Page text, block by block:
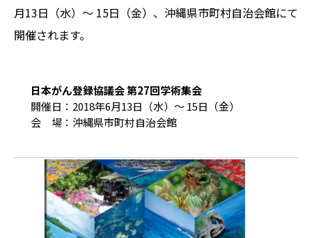
月13日（水）～ 15日（金）、沖縄県市町村自治会館にて
開催されます。
日本がん登録協議会 第27回学術集会
開催日：2018年6月13日（水）～ 15日（金）
会 場：沖縄県市町村自治会館